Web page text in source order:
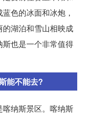
色的冰面和冰炮，
湖泊和雪山相映成
也是一个非常值得
能不能去?
纳斯景区。喀纳斯